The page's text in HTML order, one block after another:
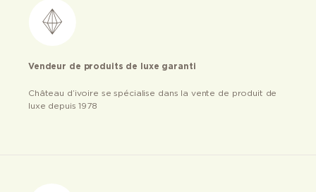
Vendeur de produits de luxe garanti
Château d’ivoire se spécialise dans la vente de produit de
luxe depuis 1978